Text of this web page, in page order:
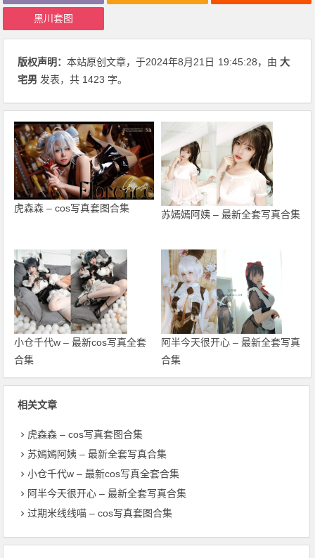
黑川套图
版权声明：本站原创文章，于2024年8月21日 19:45:28，由大
宅男 发表，共 1423 字。
虎森森 – cos写真套图合集
苏嫣嫣阿姨 – 最新全套写真合集
小仓千代w – 最新cos写真全套
合集
阿半今天很开心 – 最新全套写真
合集
相关文章
虎森森 – cos写真套图合集
苏嫣嫣阿姨 – 最新全套写真合集
小仓千代w – 最新cos写真全套合集
阿半今天很开心 – 最新全套写真合集
过期米线线喵 – cos写真套图合集